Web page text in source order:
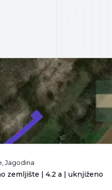
Jagodina
zemljište | 4.2 a | uknjiženo